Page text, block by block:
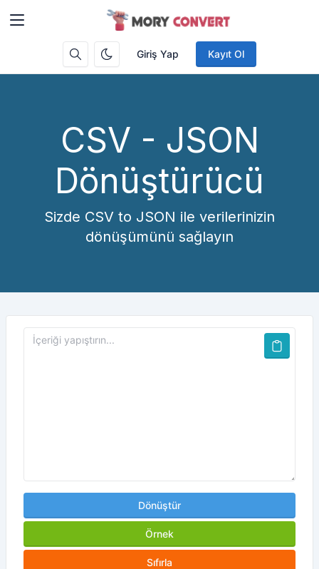
Giriş Yap Kayıt Ol
CSV - JSON
Dönüştürücü
Sizde CSV to JSON ile verilerinizin
dönüşümünü sağlayın
Dönüştür
Örnek
Sıfırla